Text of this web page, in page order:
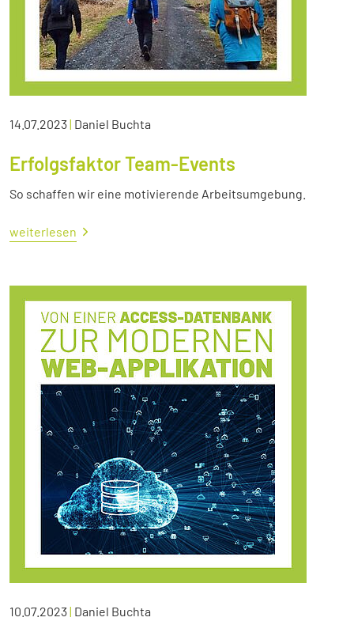
14.07.2023| Daniel Buchta
Erfolgsfaktor Team-Events
So schaffen wir eine motivierende Arbeitsumgebung.
weiterlesen
10.07.2023| Daniel Buchta